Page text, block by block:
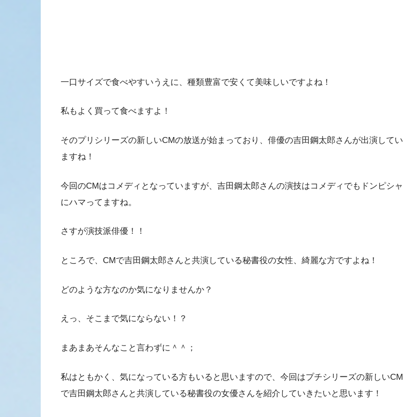
一口サイズで食べやすいうえに、種類豊富で安くて美味しいですよね！
私もよく買って食べますよ！
そのプリシリーズの新しいCMの放送が始まっており、俳優の吉田鋼太郎さんが出演してい
ますね！
今回のCMはコメディとなっていますが、吉田鋼太郎さんの演技はコメディでもドンピシャ
にハマってますね。
さすが演技派俳優！！
ところで、CMで吉田鋼太郎さんと共演している秘書役の女性、綺麗な方ですよね！
どのような方なのか気になりませんか？
えっ、そこまで気にならない！？
まあまあそんなこと言わずに＾＾；
私はともかく、気になっている方もいると思いますので、今回はプチシリーズの新しいCM
で吉田鋼太郎さんと共演している秘書役の女優さんを紹介していきたいと思います！